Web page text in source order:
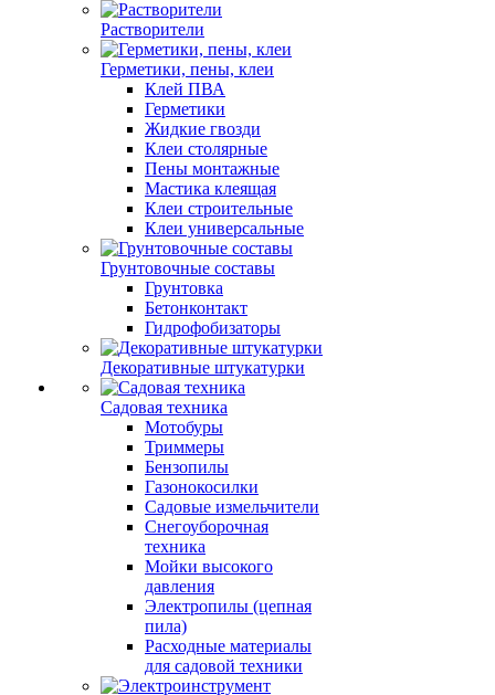
Растворители
Герметики, пены, клеи
Клей ПВА
Герметики
Жидкие гвозди
Клеи столярные
Пены монтажные
Мастика клеящая
Клеи строительные
Клеи универсальные
Грунтовочные составы
Грунтовка
Бетонконтакт
Гидрофобизаторы
Декоративные штукатурки
Садовая техника
Мотобуры
Триммеры
Бензопилы
Газонокосилки
Садовые измельчители
Снегоуборочная
техника
Мойки высокого
давления
Электропилы (цепная
пила)
Расходные материалы
для садовой техники